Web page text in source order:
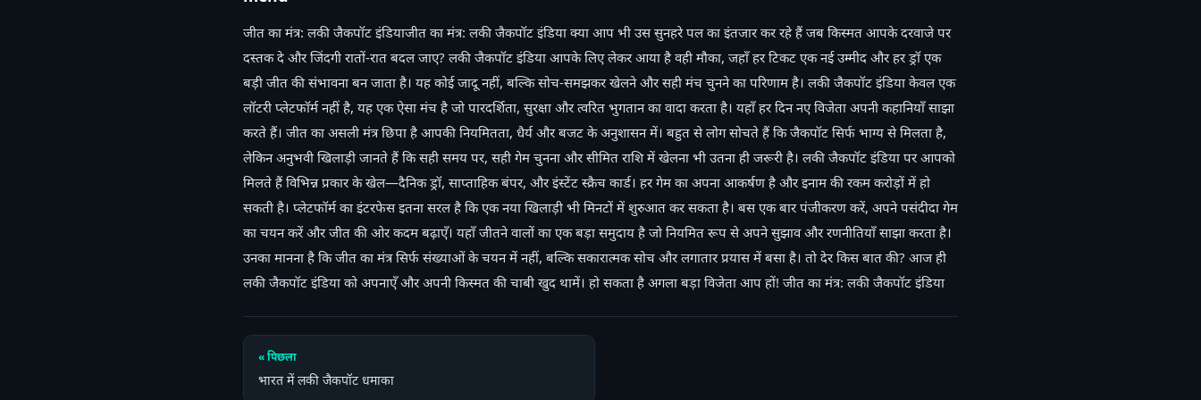
जीत का मंत्र: लकी जैकपॉट इंडियाजीत का मंत्र: लकी जैकपॉट इंडिया क्या आप भी उस सुनहरे पल का इंतजार कर रहे हैं जब किस्मत आपके दरवाजे पर
दस्तक दे और जिंदगी रातों-रात बदल जाए? लकी जैकपॉट इंडिया आपके लिए लेकर आया है वही मौका, जहाँ हर टिकट एक नई उम्मीद और हर ड्रॉ एक
बड़ी जीत की संभावना बन जाता है। यह कोई जादू नहीं, बल्कि सोच-समझकर खेलने और सही मंच चुनने का परिणाम है। लकी जैकपॉट इंडिया केवल एक
लॉटरी प्लेटफॉर्म नहीं है, यह एक ऐसा मंच है जो पारदर्शिता, सुरक्षा और त्वरित भुगतान का वादा करता है। यहाँ हर दिन नए विजेता अपनी कहानियाँ साझा
करते हैं। जीत का असली मंत्र छिपा है आपकी नियमितता, धैर्य और बजट के अनुशासन में। बहुत से लोग सोचते हैं कि जैकपॉट सिर्फ भाग्य से मिलता है,
लेकिन अनुभवी खिलाड़ी जानते हैं कि सही समय पर, सही गेम चुनना और सीमित राशि में खेलना भी उतना ही जरूरी है। लकी जैकपॉट इंडिया पर आपको
मिलते हैं विभिन्न प्रकार के खेल—दैनिक ड्रॉ, साप्ताहिक बंपर, और इंस्टेंट स्क्रैच कार्ड। हर गेम का अपना आकर्षण है और इनाम की रकम करोड़ों में हो
सकती है। प्लेटफॉर्म का इंटरफेस इतना सरल है कि एक नया खिलाड़ी भी मिनटों में शुरुआत कर सकता है। बस एक बार पंजीकरण करें, अपने पसंदीदा गेम
का चयन करें और जीत की ओर कदम बढ़ाएँ। यहाँ जीतने वालों का एक बड़ा समुदाय है जो नियमित रूप से अपने सुझाव और रणनीतियाँ साझा करता है।
उनका मानना है कि जीत का मंत्र सिर्फ संख्याओं के चयन में नहीं, बल्कि सकारात्मक सोच और लगातार प्रयास में बसा है। तो देर किस बात की? आज ही
लकी जैकपॉट इंडिया को अपनाएँ और अपनी किस्मत की चाबी खुद थामें। हो सकता है अगला बड़ा विजेता आप हों! जीत का मंत्र: लकी जैकपॉट इंडिया
« पिछला
भारत में लकी जैकपॉट धमाका